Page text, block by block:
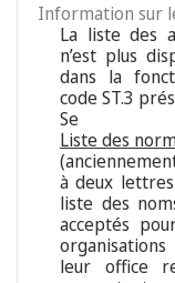
Information sur
La liste des
n’est plus
dans la
code ST.3
Se
Liste des
à deux
liste des
acceptés
leur office